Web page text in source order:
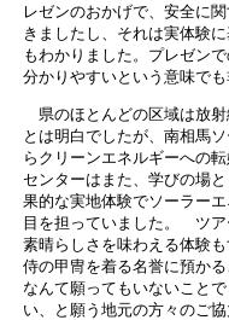
レゼンのおかげで、安全に
きましたし、それは実体験
もわかりました。プレゼン
分かりやすいという意味でも
県のほとんどの区域は放射
とは明白でしたが、南相馬
らクリーンエネルギーへの
センターはまた、学びの場
果的な実地体験でソーラー
目を担っていました。 ツア
素晴らしさを味わえる体験
侍の甲冑を着る名誉に預か
なんて願ってもいないこと
い、と願う地元の方々のご